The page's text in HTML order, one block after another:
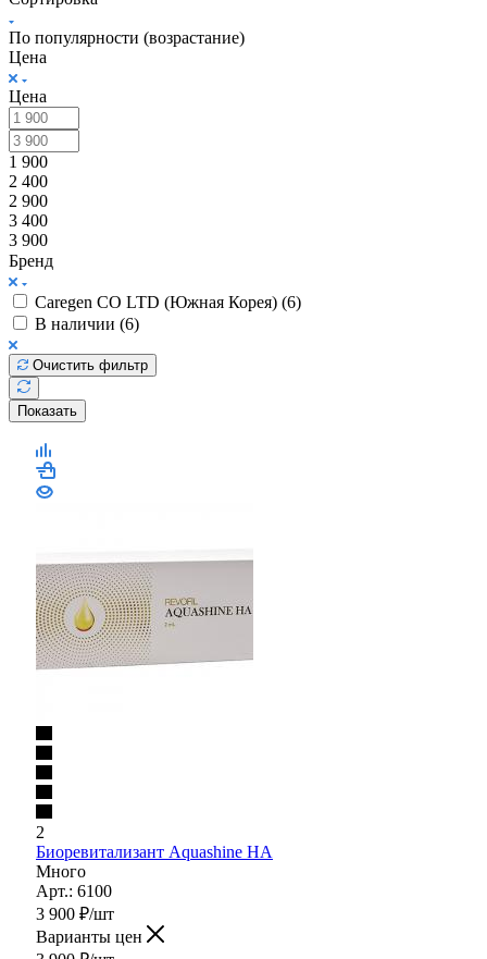
Фильтр
Сортировка
По популярности (возрастание)
Цена
Цена
1 900
2 400
2 900
3 400
3 900
Бренд
Caregen CO LTD (Южная Корея) (
В наличии (
Показать
2
Биоревитализант Aquashine HA
Много